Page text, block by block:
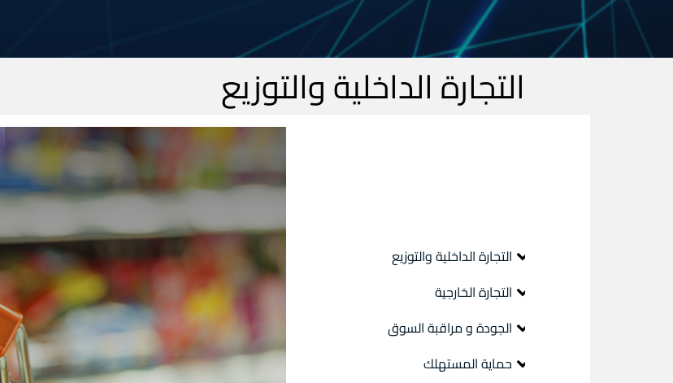
التجارة الداخلية والتوزيع
التجارة الداخلية والتوزيع
رقمنة التجارة
الحماية الاجتماعية للتاجر
التجارة الخارجية
تقنين التجارة الخارجية
الاستراد
التصدير
الجودة و مراقبة السوق
الجودة والسلامة في المقاولة
حماية المستهلك